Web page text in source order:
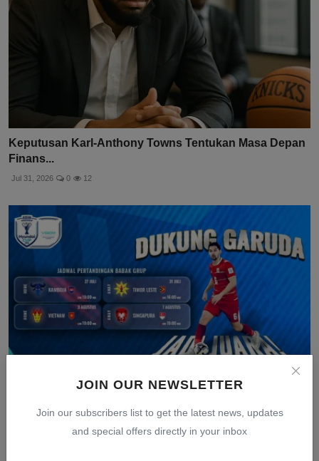
JOIN OUR NEWSLETTER
Join our subscribers list to get the latest news, updates
and special offers directly in your inbox
Keputusan Karl-Anthony Towns Tentukan Masa Depan
Finans...
Jul 31, 2026 0 12
Link Live Streaming VISION+ Timnas Indonesia vs